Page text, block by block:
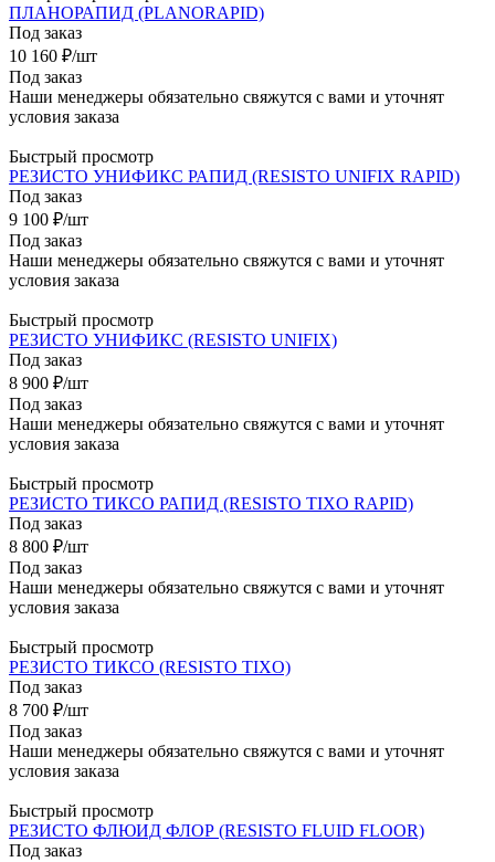
ПЛАНОРАПИД (PLANORAPID)
Под заказ
10 160 ₽/шт
Под заказ
Наши менеджеры обязательно свяжутся с вами и уточнят
условия заказа
Быстрый просмотр
РЕЗИСТО УНИФИКС РАПИД (RESISTO UNIFIX RAPID)
Под заказ
9 100 ₽/шт
Под заказ
Наши менеджеры обязательно свяжутся с вами и уточнят
условия заказа
Быстрый просмотр
РЕЗИСТО УНИФИКС (RESISTO UNIFIX)
Под заказ
8 900 ₽/шт
Под заказ
Наши менеджеры обязательно свяжутся с вами и уточнят
условия заказа
Быстрый просмотр
РЕЗИСТО ТИКСО РАПИД (RESISTO TIXO RAPID)
Под заказ
8 800 ₽/шт
Под заказ
Наши менеджеры обязательно свяжутся с вами и уточнят
условия заказа
Быстрый просмотр
РЕЗИСТО ТИКСО (RESISTO TIXO)
Под заказ
8 700 ₽/шт
Под заказ
Наши менеджеры обязательно свяжутся с вами и уточнят
условия заказа
Быстрый просмотр
РЕЗИСТО ФЛЮИД ФЛОР (RESISTO FLUID FLOOR)
Под заказ